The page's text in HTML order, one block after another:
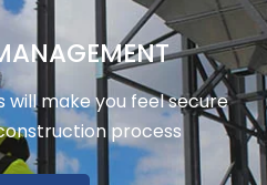
make you feel secure
process